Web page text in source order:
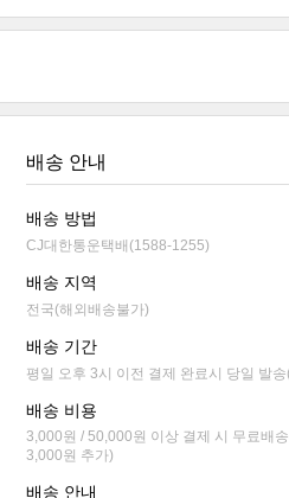
배송 안내
배송 방법
CJ대한통운택배(1588-1255)
배송 지역
전국(해외배송불가)
배송 기간
평일 오후 3시 이전 결제 완료시 당일 발
배송 비용
3,000원 / 50,000원 이상 결제 시 무료배
3,000원 추가)
배송 안내